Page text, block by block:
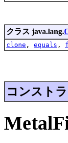
クラス java.lang.
clone , equals ,
コンスト